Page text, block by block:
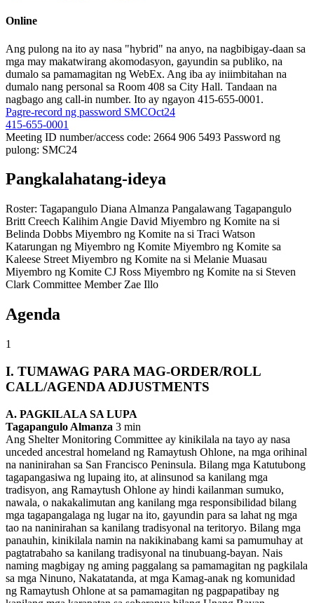
Online
Ang pulong na ito ay nasa "hybrid" na anyo, na nagbibigay-daan sa
mga may makatwirang akomodasyon, gayundin sa publiko, na
dumalo sa pamamagitan ng WebEx. Ang iba ay iniimbitahan na
dumalo nang personal sa Room 408 sa City Hall. Tandaan na
nagbago ang call-in number. Ito ay ngayon 415-655-0001.
Pagre-record ng password SMCOct24
415-655-0001
Meeting ID number/access code: 2664 906 5493 Password ng
pulong: SMC24
Pangkalahatang-ideya
Roster: Tagapangulo Diana Almanza Pangalawang Tagapangulo
Britt Creech Kalihim Angie David Miyembro ng Komite na si
Belinda Dobbs Miyembro ng Komite na si Traci Watson
Katarungan ng Miyembro ng Komite Miyembro ng Komite sa
Kaleese Street Miyembro ng Komite na si Melanie Muasau
Miyembro ng Komite CJ Ross Miyembro ng Komite na si Steven
Clark Committee Member Zae Illo
Agenda
1
I. TUMAWAG PARA MAG-ORDER/ROLL
CALL/AGENDA ADJUSTMENTS
A. PAGKILALA SA LUPA
Tagapangulo Almanza 3 min
Ang Shelter Monitoring Committee ay kinikilala na tayo ay nasa
unceded ancestral homeland ng Ramaytush Ohlone, na mga orihinal
na naninirahan sa San Francisco Peninsula. Bilang mga Katutubong
tagapangasiwa ng lupaing ito, at alinsunod sa kanilang mga
tradisyon, ang Ramaytush Ohlone ay hindi kailanman sumuko,
nawala, o nakakalimutan ang kanilang mga responsibilidad bilang
mga tagapangalaga ng lugar na ito, gayundin para sa lahat ng mga
tao na naninirahan sa kanilang tradisyonal na teritoryo. Bilang mga
panauhin, kinikilala namin na nakikinabang kami sa pamumuhay at
pagtatrabaho sa kanilang tradisyonal na tinubuang-bayan. Nais
naming magbigay ng aming paggalang sa pamamagitan ng pagkilala
sa mga Ninuno, Nakatatanda, at mga Kamag-anak ng komunidad
ng Ramaytush Ohlone at sa pamamagitan ng pagpapatibay ng